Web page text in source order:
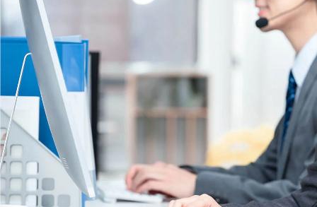
colorato, serbatoi per
stoccaggio di cereali,
serbatoi per stoccaggio di
petrolio